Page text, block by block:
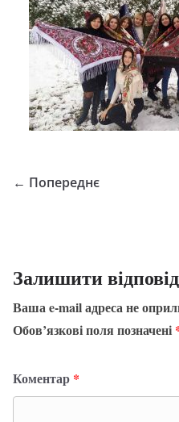
← Попереднє
Залишити
Ваша e-mail адреса не
Обов’язкові поля позначені
Коментар *